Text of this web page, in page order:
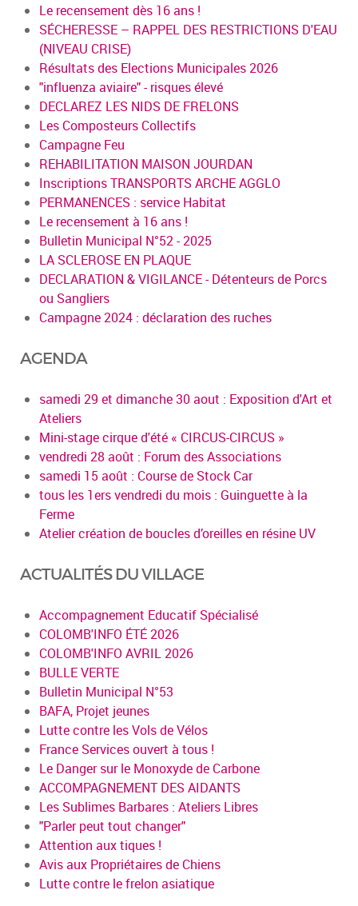
Le recensement dès 16 ans !
SÉCHERESSE – RAPPEL DES RESTRICTIONS D'EAU
(NIVEAU CRISE)
Résultats des Elections Municipales 2026
"influenza aviaire" - risques élevé
DECLAREZ LES NIDS DE FRELONS
Les Composteurs Collectifs
Campagne Feu
REHABILITATION MAISON JOURDAN
Inscriptions TRANSPORTS ARCHE AGGLO
PERMANENCES : service Habitat
Le recensement à 16 ans !
Bulletin Municipal N°52 - 2025
LA SCLEROSE EN PLAQUE
DECLARATION & VIGILANCE - Détenteurs de Porcs
ou Sangliers
Campagne 2024 : déclaration des ruches
AGENDA
samedi 29 et dimanche 30 aout : Exposition d'Art et
Ateliers
Mini-stage cirque d'été « CIRCUS-CIRCUS »
vendredi 28 août : Forum des Associations
samedi 15 août : Course de Stock Car
tous les 1ers vendredi du mois : Guinguette à la
Ferme
Atelier création de boucles d’oreilles en résine UV
ACTUALITÉS DU VILLAGE
Accompagnement Educatif Spécialisé
COLOMB'INFO ÉTÉ 2026
COLOMB'INFO AVRIL 2026
BULLE VERTE
Bulletin Municipal N°53
BAFA, Projet jeunes
Lutte contre les Vols de Vélos
France Services ouvert à tous !
Le Danger sur le Monoxyde de Carbone
ACCOMPAGNEMENT DES AIDANTS
Les Sublimes Barbares : Ateliers Libres
"Parler peut tout changer"
Attention aux tiques !
Avis aux Propriétaires de Chiens
Lutte contre le frelon asiatique